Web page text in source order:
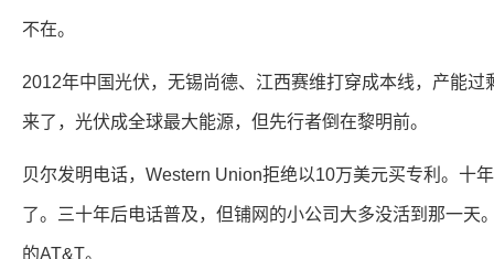
不在。
2012年中国光伏，无锡尚德、江西赛维打穿成本线，产能过
来了，光伏成全球最大能源，但先行者倒在黎明前。
贝尔发明电话，Western Union拒绝以10万美元买专利。十
了。三十年后电话普及，但铺网的小公司大多没活到那一天
的AT&T。